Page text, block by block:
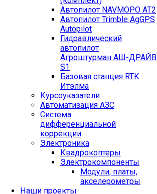
Автопилот NAVMOPO AT2
Автопилот Trimble AgGPS
Autopilot
Гидравлический
автопилот
Агроштурман АШ-ДРАЙВ
S1
Базовая станция RTK
Итэлма
Курсоуказатели
Автоматизация АЗС
Система
дифференциальной
коррекции
Электроника
Квадрокоптеры
Электрокомпоненты
Модули, платы,
акселерометры
Наши проекты